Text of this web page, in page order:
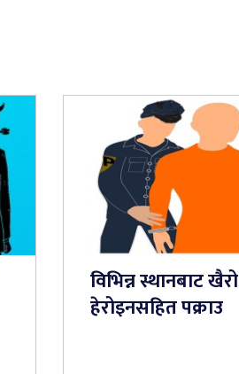
विभिन्न स्थानबाट खैरो
हेरोइनसहित पक्राउ